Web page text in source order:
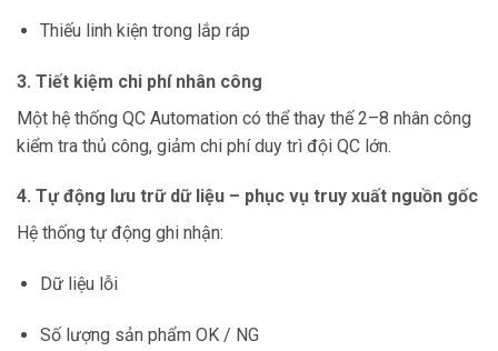
Thiếu linh kiện trong lắp ráp
3. Tiết kiệm chi phí nhân công
Một hệ thống QC Automation có thể thay thế 2–8 nhân công
kiểm tra thủ công, giảm chi phí duy trì đội QC lớn.
4. Tự động lưu trữ dữ liệu – phục vụ truy xuất nguồn gốc
Hệ thống tự động ghi nhận:
Dữ liệu lỗi
Số lượng sản phẩm OK / NG